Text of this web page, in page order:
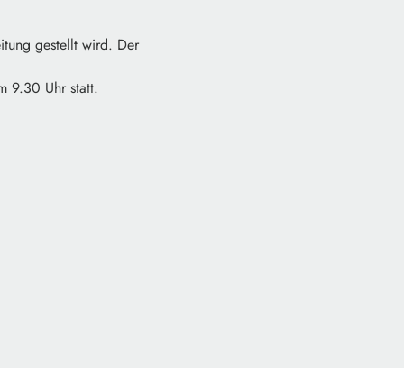
gestellt wird. Der
9.30 Uhr statt.